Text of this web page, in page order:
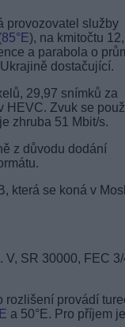
provozovatel služby
85°E), na kmitočtu
a parabola o
dostačující.
29,97 snímků za
HEVC. Zvuk se
zhruba 51 Mbit/s.
z důvodu dodání
která se koná v
V, SR 30000, FEC
rozlišení provádí
a 50°E. Pro příjem je